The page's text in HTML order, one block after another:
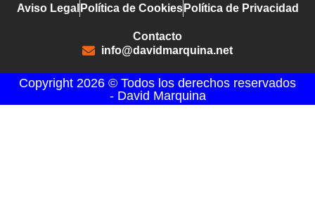
Aviso Legal Política de Cookies Política de Privacidad
Contacto
info@davidmarquina.net
Copyright 2026 © Todos los derechos reservados
- David Marquina